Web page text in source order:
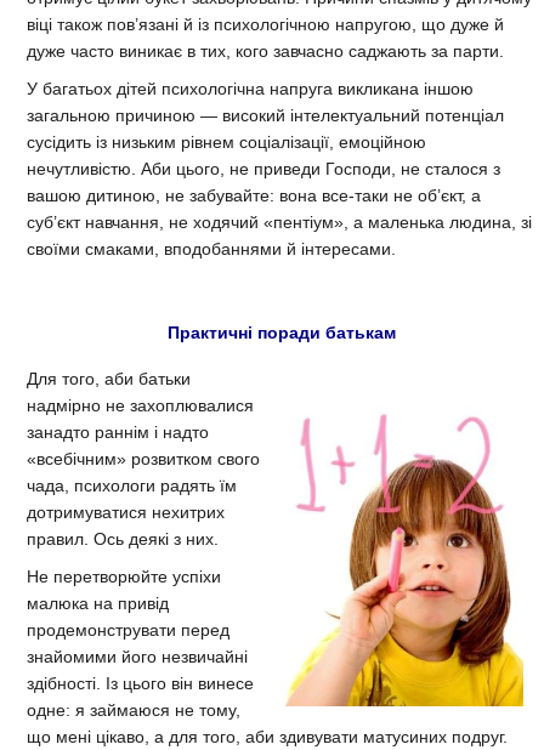
віці також пов’язані й із психологічною напругою, що дуже й
дуже часто виникає в тих, кого завчасно саджають за парти.
У багатьох дітей психологічна напруга викликана іншою
загальною причиною — високий інтелектуальний потенціал
сусідить із низьким рівнем соціалізації, емоційною
нечутливістю. Аби цього, не приведи Господи, не сталося з
вашою дитиною, не забувайте: вона все-таки не об’єкт, а
суб’єкт навчання, не ходячий «пентіум», а маленька людина, зі
своїми смаками, вподобаннями й інтересами.
Практичні поради батькам
Для того, аби батьки
надмірно не захоплювалися
занадто раннім і надто
«всебічним» розвитком свого
чада, психологи радять їм
дотримуватися нехитрих
правил. Ось деякі з них.
Не перетворюйте успіхи
малюка на привід
продемонструвати перед
знайомими його незвичайні
здібності. Із цього він винесе
одне: я займаюся не тому,
що мені цікаво, а для того, аби здивувати матусиних подруг.